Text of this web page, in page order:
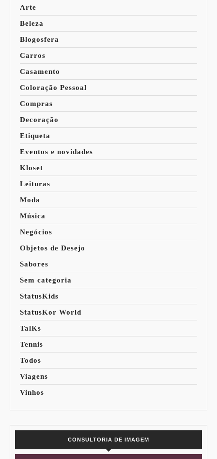
Arte
Beleza
Blogosfera
Carros
Casamento
Coloração Pessoal
Compras
Decoração
Etiqueta
Eventos e novidades
Kloset
Leituras
Moda
Música
Negócios
Objetos de Desejo
Sabores
Sem categoria
StatusKids
StatusKor World
TalKs
Tennis
Todos
Viagens
Vinhos
CONSULTORIA DE IMAGEM